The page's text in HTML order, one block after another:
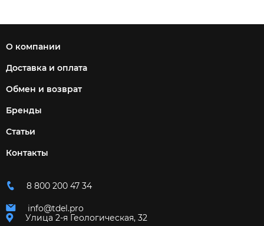
О компании
Доставка и оплата
Обмен и возврат
Бренды
Статьи
Контакты
8 800 200 47 34
info@tdel.pro
Улица 2-я Геологическая, 32